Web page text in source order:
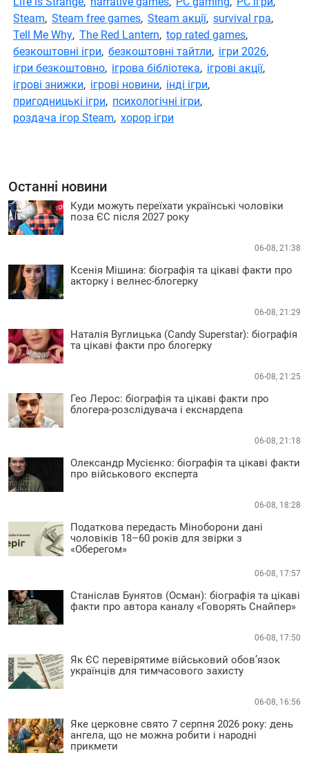
Steam, Steam free games, Steam акції, survival гра,
Tell Me Why, The Red Lantern, top rated games,
безкоштовні ігри, безкоштовні тайтли, ігри 2026,
ігри безкоштовно, ігрова бібліотека, ігрові акції,
ігрові знижки, ігрові новини, інді ігри,
пригодницькі ігри, психологічні ігри,
роздача ігор Steam, хорор ігри
Останні новини
Куди можуть переїхати українські чоловіки
поза ЄС після 2027 року
06-08, 21:38
Ксенія Мішина: біографія та цікаві факти про
акторку і велнес-блогерку
06-08, 21:29
Наталія Вуглицька (Candy Superstar): біографія
та цікаві факти про блогерку
06-08, 21:25
Гео Лерос: біографія та цікаві факти про
блогера-розслідувача і екснардепа
06-08, 21:18
Олександр Мусієнко: біографія та цікаві факти
про військового експерта
06-08, 18:28
Податкова передасть Міноборони дані
чоловіків 18–60 років для звірки з
«Оберегом»
06-08, 17:57
Станіслав Бунятов (Осман): біографія та цікаві
факти про автора каналу «Говорять Снайпер»
06-08, 17:50
Як ЄС перевірятиме військовий обов’язок
українців для тимчасового захисту
06-08, 16:56
Яке церковне свято 7 серпня 2026 року: день
ангела, що не можна робити і народні
прикмети